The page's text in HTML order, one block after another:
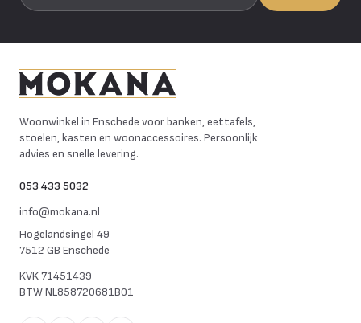
Woonwinkel in Enschede voor banken, eettafels,
stoelen, kasten en woonaccessoires. Persoonlijk
advies en snelle levering.
053 433 5032
info@mokana.nl
Hogelandsingel 49
7512 GB Enschede
KVK71451439
BTWNL858720681B01